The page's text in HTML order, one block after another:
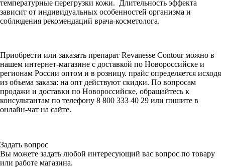
температурные перегрузки кожи. Длительность эффекта
зависит от индивидуальных особенностей организма и
соблюдения рекомендаций врача-косметолога.
Приобрести или заказать препарат Revanesse Contour можно в
нашем интернет-магазине с доставкой по Новороссийске и
регионам России оптом и в розницу. прайс определяется исходя
из объема заказа: на опт действуют скидки. По вопросам
продажи и доставки по Новороссийске, обращайтесь к
консультантам по телефону 8 800 333 40 29 или пишите в
онлайн-чат на сайте.
Задать вопрос
Вы можете задать любой интересующий вас вопрос по товару
или работе магазина.